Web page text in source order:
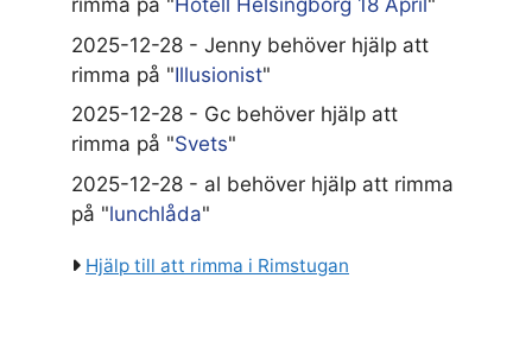
rimma på " Hotell Helsingborg 18 April "
2025-12-28 - Jenny behöver hjälp att
rimma på "Illusionist"
2025-12-28 - Gc behöver hjälp att
rimma på "Svets"
2025-12-28 - al behöver hjälp att rimma
på "lunchlåda"
Hjälp till att rimma i Rimstugan